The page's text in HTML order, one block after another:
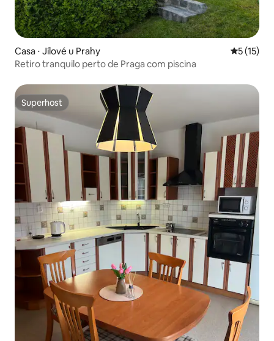
Casa ⋅ Jílové u Prahy 5 de uma
5 (15)
Retiro tranquilo perto de Praga com piscina
Superhost
Superhost